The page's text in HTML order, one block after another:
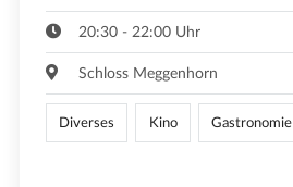
20:30 - 22:00 Uhr
Schloss Meggenhorn
Diverses Kino Gastronomie